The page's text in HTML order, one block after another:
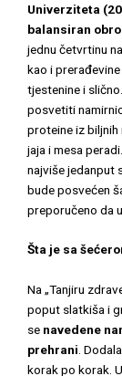
Univerziteta
balansiran
jednu četvrtinu
kao i
tjestenine i
posvetiti
proteine iz biljnih
jaja i mesa
najviše jedanput
bude posvećen
preporučeno da
Šta je sa
Na „Tanjiru
poput slatkiša i
se navedene
prehrani.
korak po korak.